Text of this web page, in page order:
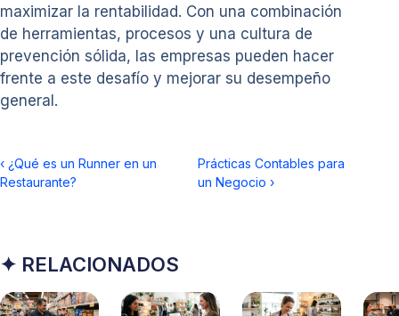
maximizar la rentabilidad. Con una combinación
de herramientas, procesos y una cultura de
prevención sólida, las empresas pueden hacer
frente a este desafío y mejorar su desempeño
general.
‹ ¿Qué es un Runner en un
Restaurante?
Prácticas Contables para
un Negocio ›
✦ RELACIONADOS